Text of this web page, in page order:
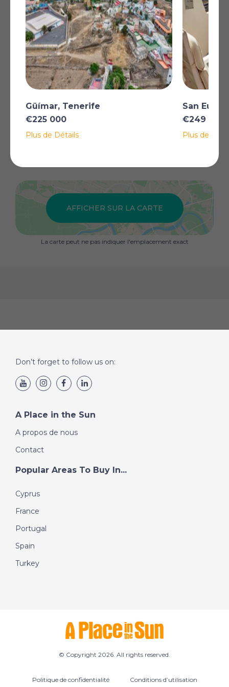
privé avec barbecue, salle à manger d'été et un
magnifique Jardin d'arbres fruitiers et de fleurs. L'étage
supérieur est de 35 m2, il se compose d'une chambre
avec ses 6 m2 Terrasse et de belles vues sur la forêt, les
montagnes et partiellement la mer, il y a une salle de
bain et un bureau qui peut être converti en une autre
chambre. Il est possible d'agrandir légalement le m2
habitable sur le Rez-de-chaussée.Vendu en partie
Meublé et entièrement équipé.Taxe annuelle IBI €
*Certaines descriptions de biens immobiliers sur ce site sont traduites
AFFICHER SUR LA CARTE
La carte peut ne pas indiquer l'emplacement exact
Güímar, Tenerife
€225 000
Plus de Détails
San
€249 000
Plus de
Don’t forget to follow us on:
A Place in the Sun
A propos de nous
Contact
Popular Areas To Buy In...
Cyprus
France
Portugal
Spain
Turkey
© Copyright 2026. All rights reserved.
Politique de confidentialité Conditions d’utilisation